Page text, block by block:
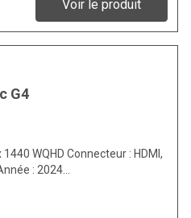
Voir le produit
G4
WQHD Connecteur : HDMI,
: 2024…